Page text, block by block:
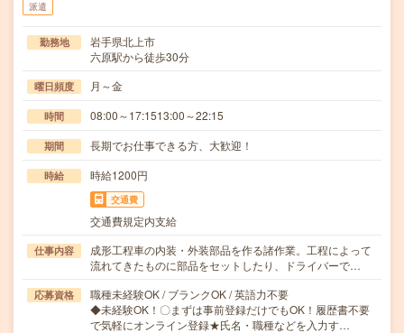
派遣
勤務地
岩手県北上市
六原駅から徒歩30分
曜日頻度 月～金
時間 08:00～17:1513:00～22:15
期間 長期でお仕事できる方、大歓迎！
時給 時給1200円
交通費
交通費規定内支給
仕事内容
成形工程車の内装・外装部品を作る諸作業。工程によって
流れてきたものに部品をセットしたり、ドライバーで…
応募資格
職種未経験OK / ブランクOK / 英語力不要
◆未経験OK！〇まずは事前登録だけでもOK！履歴書不要
で気軽にオンライン登録★氏名・職種などを入力す…